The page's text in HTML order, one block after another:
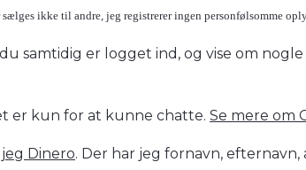
ikke til andre, jeg registrerer ingen personfølsomme
samtidig er logget ind, og vise om
er kun for at kunne chatte. Se mere om
Dinero. Der har jeg fornavn,